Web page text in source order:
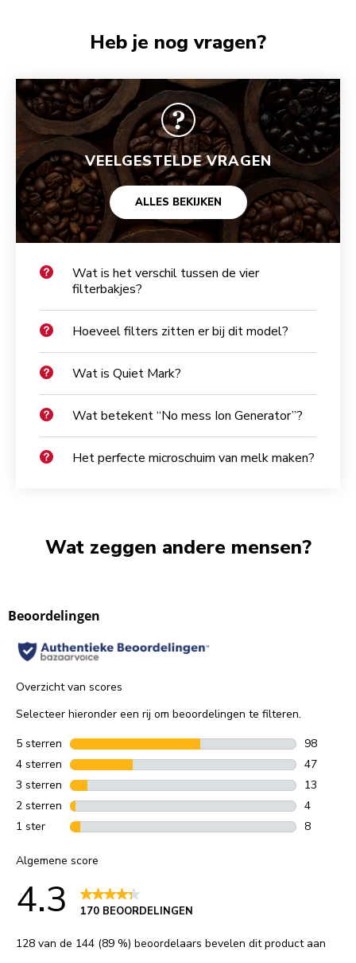
Heb je nog vragen?
VEELGESTELDE VRAGEN
ALLES BEKIJKEN
Wat is het verschil tussen de vier
filterbakjes?
Hoeveel filters zitten er bij dit model?
Wat is Quiet Mark?
Wat betekent “No mess Ion Generator”?
Het perfecte microschuim van melk maken?
Wat zeggen andere mensen?